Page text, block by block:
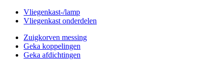
Vliegenkast-/lamp
Vliegenkast onderdelen
Zuigkorven messing
Geka koppelingen
Geka afdichtingen